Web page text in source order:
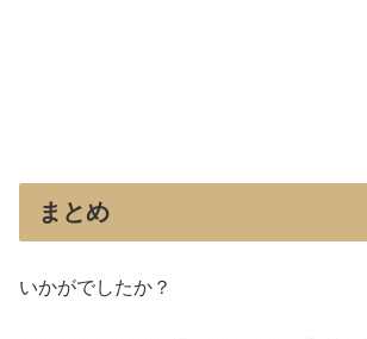
まとめ
いかがでしたか？